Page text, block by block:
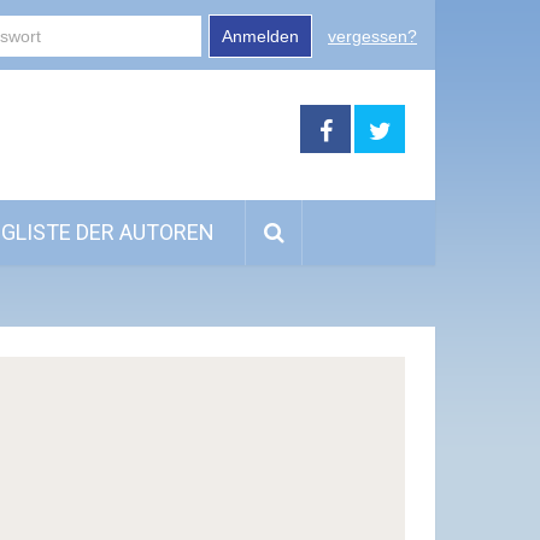
Anmelden vergessen?
DER AUTOREN